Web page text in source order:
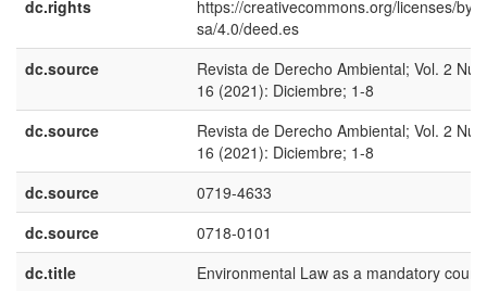
dc.rights
https://creativecommons.org/licenses/by-
sa/4.0/deed.es
dc.source
Revista de Derecho Ambiental; Vol. 2
16 (2021): Diciembre; 1-8
dc.source
Revista de Derecho Ambiental; Vol. 2
16 (2021): Diciembre; 1-8
dc.source
0719-4633
dc.source
0718-0101
dc.title
Environmental Law as a mandatory